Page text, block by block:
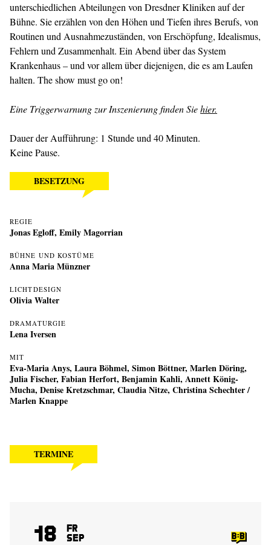
unterschiedlichen Abteilungen von Dresdner Kliniken auf der
Bühne. Sie erzählen von den Höhen und Tiefen ihres Berufs, von
Routinen und Ausnahme­zuständen, von Erschöpfung, Idealismus,
Fehlern und Zusammenhalt. Ein Abend über das System
Krankenhaus – und vor allem über diejenigen, die es am Laufen
halten. The show must go on!
Eine Triggerwarnung zur Inszenierung finden Siehier.
Dauer der Aufführung: 1 Stunde und 40 Minuten.
Keine Pause.
BESETZUNG
REGIE
Jonas Egloff, Emily Magorrian
BÜHNE UND KOSTÜME
Anna Maria Münzner
LICHTDESIGN
Olivia Walter
DRAMATURGIE
Lena Iversen
MIT
Eva-Maria Anys, Laura Böhmel, Simon Böttner, Marlen Döring,
Julia Fischer, Fabian Herfort, Benjamin Kahli, Annett König-
Mucha, Denise Kretzschmar, Claudia Nitze, Christina Schechter /
Marlen Knappe
TERMINE
18 Fr
Sep